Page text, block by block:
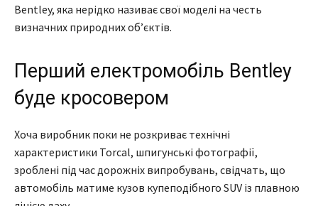
Bentley, яка нерідко називає свої моделі на честь
визначних природних об’єктів.
Перший електромобіль Bentley
буде кросовером
Хоча виробник поки не розкриває технічні
характеристики Torcal, шпигунські фотографії,
зроблені під час дорожніх випробувань, свідчать, що
автомобіль матиме кузов купеподібного SUV із плавною